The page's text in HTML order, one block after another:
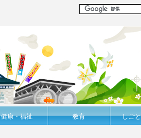
健康・福祉 教育 しご